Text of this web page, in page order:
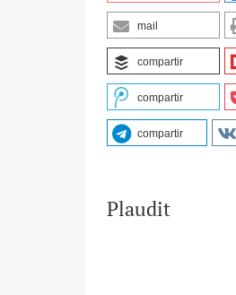
mail
compartir
compartir
compartir
Plaudit